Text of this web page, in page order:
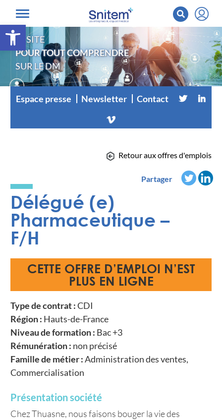
Ouvrir la barre d’outils
LE SITE
POUR TOUT COMPRENDRE
SUR LE DM
Espace presse Newsletter Contact
Retour aux offres d'emplois
Partager
Délégué (e)
Pharmaceutique –
F/H
CETTE OFFRE D’EMPLOI N’EST
PLUS EN LIGNE
Type de contrat :CDI
Région : Hauts-de-France
Niveau de formation : Bac +3
Rémunération : non précisé
Famille de métier :Administration des ventes,
Commercialisation
Présentation société
Chez Thuasne, nous faisons bouger la vie des